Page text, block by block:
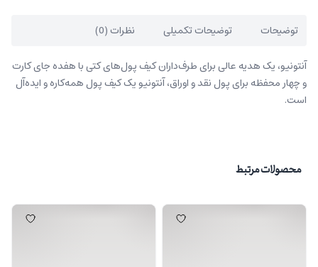
توضیحات توضیحات تکمیلی نظرات (0)
آنتونیو، یک هدیه عالی برای طرف‌داران کیف پول‌های کتی با هفده جای کارت
و چهار محفظه برای پول نقد و اوراق، آنتونیو یک کیف پول همه‌کاره و ایده‌آل
است.
محصولات مرتبط